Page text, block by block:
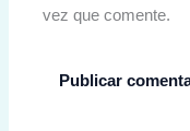
vez que comente.